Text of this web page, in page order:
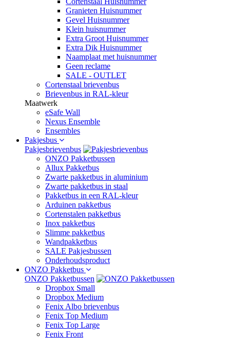
Granieten Huisnummer
Gevel Huisnummer
Klein huisnummer
Extra Groot Huisnummer
Extra Dik Huisnummer
Naamplaat met huisnummer
Geen reclame
SALE - OUTLET
Cortenstaal brievenbus
Brievenbus in RAL-kleur
Maatwerk
eSafe Wall
Nexus Ensemble
Ensembles
Pakjesbus
Pakjesbrievenbus
ONZO Pakketbussen
Allux Pakketbus
Zwarte pakketbus in aluminium
Zwarte pakketbus in staal
Pakketbus in een RAL-kleur
Arduinen pakketbus
Cortenstalen pakketbus
Inox pakketbus
Slimme pakketbus
Wandpakketbus
SALE Pakjesbussen
Onderhoudsproduct
ONZO Pakketbus
ONZO Pakketbussen
Dropbox Small
Dropbox Medium
Fenix Albo brievenbus
Fenix Top Medium
Fenix Top Large
Fenix Front